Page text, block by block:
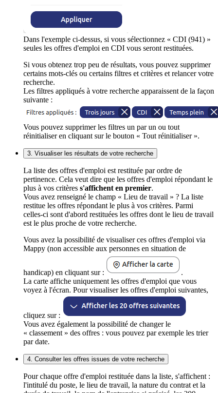
Dans l'exemple ci-dessus, si vous sélectionnez « CDI (941) »
seules les offres d'emploi en CDI vous seront restituées.
Si vous obtenez trop peu de résultats, vous pouvez supprimer
certains mots-clés ou certains filtres et critères et relancer votre
recherche.
Les filtres appliqués à votre recherche apparaissent de la façon
suivante :
Vous pouvez supprimer les filtres un par un ou tout
réinitialiser en cliquant sur le bouton « Tout réinitialiser ».
3. Visualiser les résultats de votre recherche
La liste des offres d'emploi est restituée par ordre de
pertinence. Cela veut dire que les offres d'emploi répondant le
plus à vos critères s'affichent en premier.
Vous avez renseigné le champ « Lieu de travail » ? La liste
restitue les offres répondant le plus à vos critères. Parmi
celles-ci sont d'abord restituées les offres dont le lieu de travail
est le plus proche de votre recherche.
Vous avez la possibilité de visualiser ces offres d'emploi via
Mappy (non accessible aux personnes en situation de
handicap) en cliquant sur :
.
La carte affiche uniquement les offres d'emploi que vous
voyez à l'écran. Pour visualiser les offres d'emploi suivantes,
cliquez sur :
Vous avez également la possibilité de changer le
« classement » des offres : vous pouvez par exemple les trier
par date.
4. Consulter les offres issues de votre recherche
Pour chaque offre d'emploi restituée dans la liste, s'affichent :
l'intitulé du poste, le lieu de travail, la nature du contrat et la